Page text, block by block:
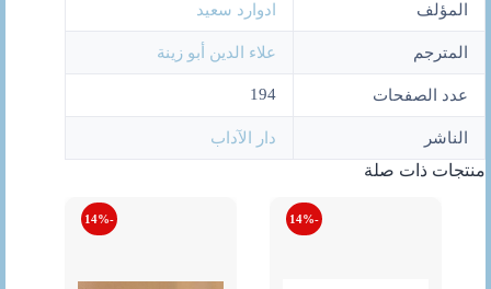
المؤلف ادوارد سعيد
المترجم علاء الدين أبو زينة
عدد الصفحات 194
الناشر دار الآداب
منتجات ذات صلة
-14%
-14%